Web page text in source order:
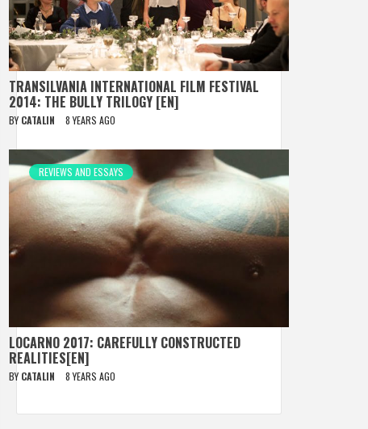
TRANSILVANIA INTERNATIONAL FILM FESTIVAL
2014: THE BULLY TRILOGY [EN]
BY CATALIN 8 YEARS AGO
REVIEWS AND ESSAYS
LOCARNO 2017: CAREFULLY CONSTRUCTED
REALITIES[EN]
BY CATALIN 8 YEARS AGO